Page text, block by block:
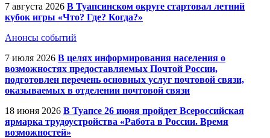
7 августа 2026 В Туапсинском округе стартовал летний
кубок игры «Что? Где? Когда?»
Анонсы событий
7 июля 2026 В целях информирования населения о
возможностях предоставляемых Почтой России,
подготовлен перечень основных услуг почтовой связи,
оказываемых в отделении почтовой связи
18 июня 2026 В Туапсе 26 июня пройдет Всероссийская
ярмарка трудоустройства «Работа в России. Время
возможностей»